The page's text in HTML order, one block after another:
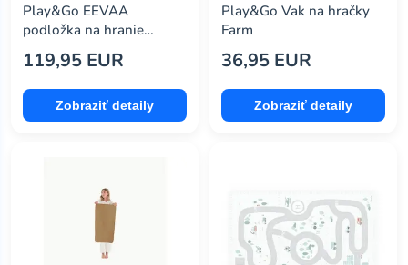
Play&Go EEVAA
podložka na hranie
Alphabet
119,95 EUR
Zobraziť detaily
Play&Go Vak na hračky
Farm
36,95 EUR
Zobraziť detaily